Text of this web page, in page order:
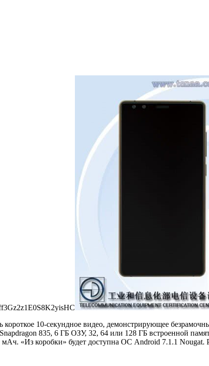
короткое 10-секундное видео, демонстрирующее
835, 6 ГБ ОЗУ, 32, 64 или 128 ГБ встроенной
«Из коробки» будет доступна ОС Android 7.1.1